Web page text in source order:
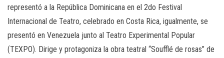
representó a la República Dominicana en el 2do Festival
Internacional de Teatro, celebrado en Costa Rica, igualmente, se
presentó en Venezuela junto al Teatro Experimental Popular
(TEXPO). Dirige y protagoniza la obra teatral “Soufflé de rosas” de